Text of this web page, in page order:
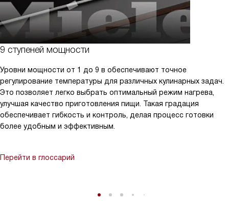
9 ступеней мощности
Уровни мощности от 1 до 9 в обеспечивают точное
регулирование температуры для различных кулинарных задач.
Это позволяет легко выбрать оптимальный режим нагрева,
улучшая качество приготовления пищи. Такая градация
обеспечивает гибкость и контроль, делая процесс готовки
более удобным и эффективным.
Перейти в глоссарий